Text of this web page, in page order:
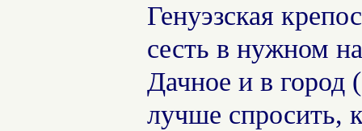
Генуэзская
сесть в нужном
Дачное и в
лучше спросить,